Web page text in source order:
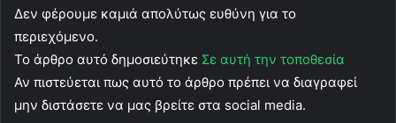
Δεν φέρουμε καμιά απολύτως ευθύνη για το
περιεχόμενο.
Το άρθρο αυτό δημοσιεύτηκε Σε αυτή την τοποθεσία
Αν πιστεύεται πως αυτό το άρθρο πρέπει να διαγραφεί
μην διστάσετε να μας βρείτε στα social media.